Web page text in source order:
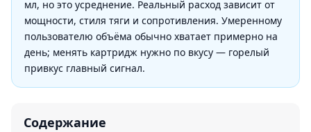
мл, но это усреднение. Реальный расход зависит от
мощности, стиля тяги и сопротивления. Умеренному
пользователю объёма обычно хватает примерно на
день; менять картридж нужно по вкусу — горелый
привкус главный сигнал.
Содержание